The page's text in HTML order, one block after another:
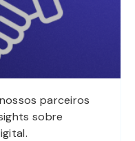
parceiros
sobre